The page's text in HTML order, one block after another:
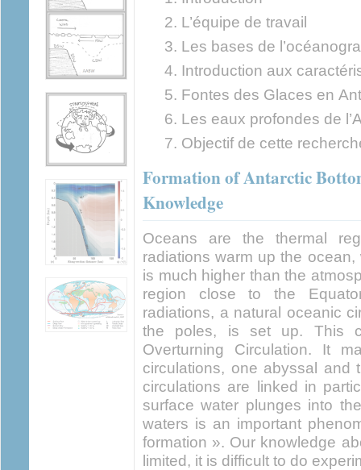
L’équipe de travail
Les bases de
Introduction aux
Fontes des Glaces en
Les eaux profondes de
Objectif de cette
Formation of Antarctic
Knowledge
Oceans are the thermal
radiations warm up the
is much higher than the
region close to the
radiations, a natural oceanic
the poles, is set up. This
Overturning Circulation. It
circulations, one abyssal and
circulations are linked in
surface water plunges into
waters is an important
formation ». Our knowledge
limited, it is difficult to do